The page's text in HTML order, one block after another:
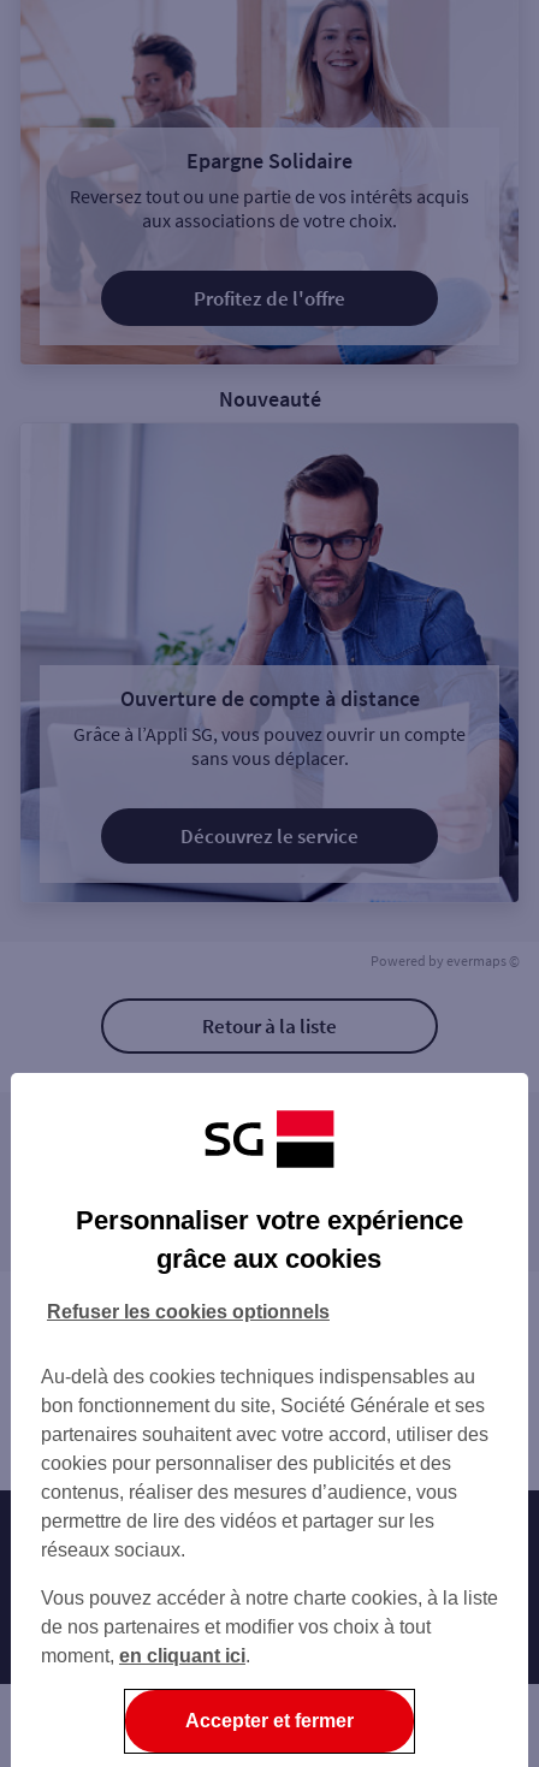
Epargne Solidaire
Reversez tout ou une partie de vos intérêts acquis
aux associations de votre choix.
Profitez de l'offre
Nouveauté
Ouverture de compte à distance
Grâce à l’Appli SG, vous pouvez ouvrir un compte
sans vous déplacer.
Découvrez le service
Powered by evermaps ©
Retour à la liste
Les distributeurs/automates à proximité
PARIS 68 B AV DES GOBELINS
PARIS GOBELINS
PARIS JEANNE D ARC
GARE SNCF AUSTERLITZ
PARIS LUTECE
PARIS MONGE PRO
PARIS 59 AV D ITALIE
PARIS 101 BD AUGUSTE BLANQUI
PARIS 67-69 RUE DE TOLBIAC
PARIS PATAY
PARIS GLACIERE
PARIS 23 BD DIDEROT 2 RUE EMILE GIL
PARIS GAY LUSSAC
PARIS DIDEROT
proximité
PARIS
MONTROUGE
ARCUEIL
CHARENTON-LE-PONT
SAINT-MANDÉ
VILLEJUIF
CACHAN
BAGNEUX
BAGNOLET
VANVES
VITRY-SUR-SEINE
MALAKOFF
MONTREUIL
ALFORTVILLE
Vous êtes ici : Accueil
Paris 13ème
Distributeur/automate PARIS CAMPO FORMIO
Nos engagements Nous contacter
Autres sites SG
Professionnels
Entreprises
Associations
Banque privée
Personnaliser votre expérience
grâce aux cookies
Au-delà des cookies techniques indispensables au
bon fonctionnement du site, Société Générale et ses
partenaires souhaitent avec votre accord, utiliser des
cookies pour personnaliser des publicités et des
contenus, réaliser des mesures d’audience, vous
permettre de lire des vidéos et partager sur les
réseaux sociaux.
Vous pouvez accéder à notre charte cookies, à la liste
de nos partenaires et modifier vos choix à tout
moment, en cliquant ici.
Refuser les cookies optionnels
Accepter et fermer